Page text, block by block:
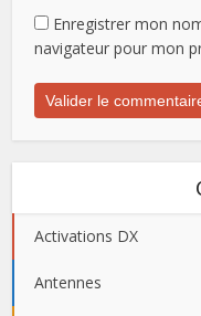
Enregistrer mon
navigateur pour mon
Activations DX
Antennes